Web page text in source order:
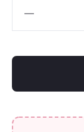
"
Flower"
см